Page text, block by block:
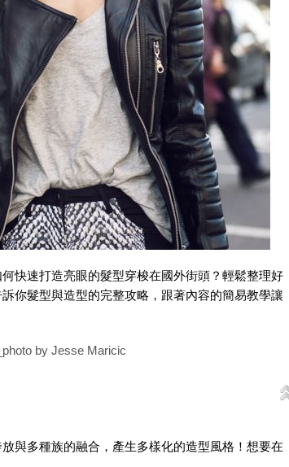
快速打造亮眼的髮型穿梭在國外街頭？輕鬆整理好
你髮型與造型的完整攻略，跟著內容的簡易教學讓
by Jesse Maricic
與多種族的融合，產生多樣化的造型風格！想要在